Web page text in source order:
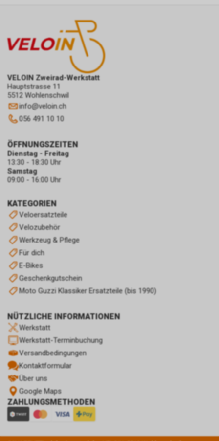
VELOIN Zweirad-Werkstatt
Hauptstrasse 11
5512 Wohlenschwil
info@veloin.ch
056 491 10 10
KATEGORIEN
Veloersatzteile
Velozubehör
Werkzeug & Pflege
Für dich
E-Bikes
Geschenkgutschein
Moto Guzzi Klassiker Ersatzteile (bis 1990)
NÜTZLICHE INFORMATIONEN
Werkstatt
Werkstatt-Terminbuchung
Versandbedingungen
Kontaktformular
Über uns
Google Maps
ZAHLUNGSMETHODEN
ÖFFNUNGSZEITEN
Dienstag - Freitag
13:30 - 18:30 Uhr
Samstag
09:00 - 16:00 Uhr